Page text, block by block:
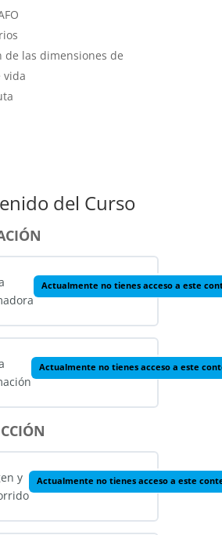
de las dimensiones de
vida
del Curso
Actualmente no tienes acceso a este
Actualmente no tienes acceso a este
y
Actualmente no tienes acceso a este